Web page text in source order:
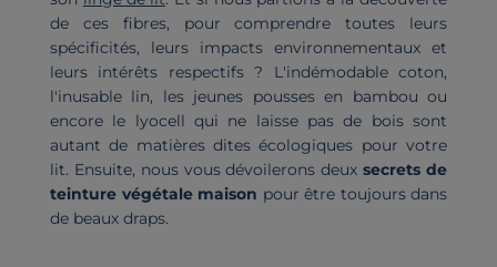
de ces fibres, pour comprendre toutes leurs
spécificités, leurs impacts environnementaux et
leurs intérêts respectifs ? L'indémodable coton,
l'inusable lin, les jeunes pousses en bambou ou
encore le lyocell qui ne laisse pas de bois sont
autant de matières dites écologiques pour votre
lit. Ensuite, nous vous dévoilerons deuxsecrets de
teinture végétale maison pour être toujours dans
de beaux draps.